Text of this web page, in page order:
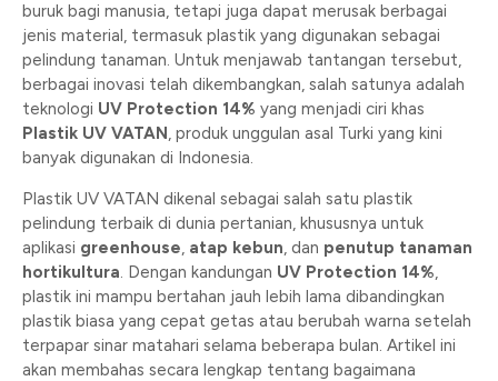
buruk bagi manusia, tetapi juga dapat merusak berbagai
jenis material, termasuk plastik yang digunakan sebagai
pelindung tanaman. Untuk menjawab tantangan tersebut,
berbagai inovasi telah dikembangkan, salah satunya adalah
teknologi UV Protection 14% yang menjadi ciri khas
Plastik UV VATAN, produk unggulan asal Turki yang kini
banyak digunakan di Indonesia.
Plastik UV VATAN dikenal sebagai salah satu plastik
pelindung terbaik di dunia pertanian, khususnya untuk
aplikasi greenhouse, atap kebun, dan penutup tanaman
hortikultura. Dengan kandungan UV Protection 14%,
plastik ini mampu bertahan jauh lebih lama dibandingkan
plastik biasa yang cepat getas atau berubah warna setelah
terpapar sinar matahari selama beberapa bulan. Artikel ini
akan membahas secara lengkap tentang bagaimana